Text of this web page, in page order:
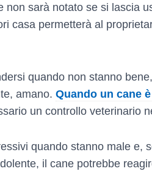
sarà notato se si lascia
casa permetterà al
quando non stanno
amano. Quando un cane
un controllo veterinario
quando stanno male e,
il cane potrebbe